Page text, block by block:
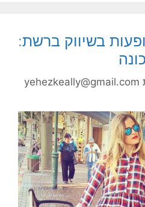
בשיווק ברשת:
yehezkeally@gmail.com